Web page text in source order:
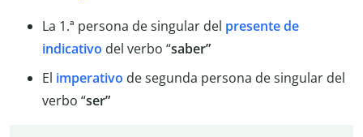
La 1.ª persona de singular del presentede
indicativo del verbo “saber”
El imperativo de segunda persona de singular del
verbo “ser”